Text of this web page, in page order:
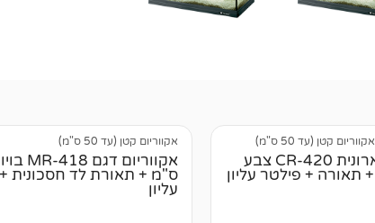
אקווריום קטן (עד 50 ס"מ)
אקווריום + ארונית CR-420 צבע
אקווריום קטן (עד 50 ס"מ)
ס"מ + תאורת לד חסכונית
עליון